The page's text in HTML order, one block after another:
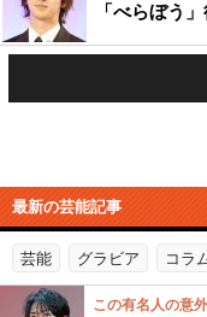
「べらぼう
最新の芸能記事
芸能 グラビア コラ
この有名人の意